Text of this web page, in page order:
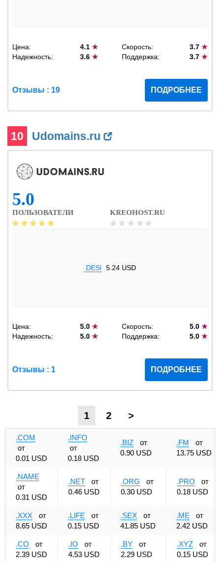
Цена: 4.1★ Скорость: 3.7 ★
Надежность:
3.6★ Поддержка: 3.7 ★
Отзывы : 19 ПОДРОБНЕЕ
10 Udomains.ru
5.0
ПОЛЬЗОВАТЕЛИ KREOHOST.RU
.DESI 5.24 USD
Цена: 5.0★ Скорость: 5.0 ★
Надежность:
5.0★ Поддержка: 5.0 ★
Отзывы : 1 ПОДРОБНЕЕ
1 2 >
.COM
от
0.01 USD
.INFO
от
0.18 USD
.BIZ
от
0.90 USD
.FM
от
13.75 USD
.NAME
от
0.31 USD
.NET
от
0.46 USD
.ORG
от
0.30 USD
.PRO
от
0.18 USD
.XXX
от
8.65 USD
.LIFE
от
0.15 USD
.SEX
от
41.85 USD
.ME
от
2.42 USD
.CO
от
2.39 USD
.IO
от
4.53 USD
.BY
от
2.29 USD
.XYZ
от
0.15 USD